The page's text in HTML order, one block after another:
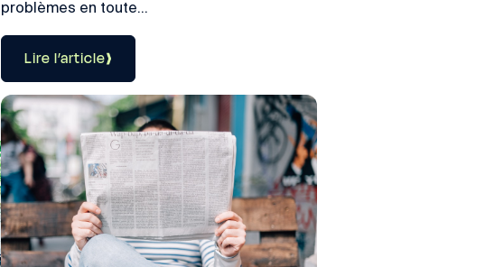
problèmes en toute...
Lire l’article